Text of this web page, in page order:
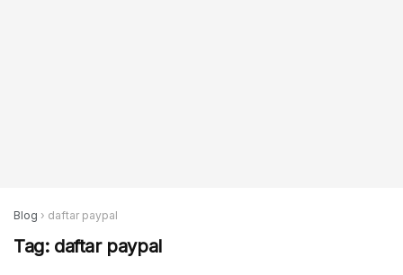
Blog › daftar paypal
Tag: daftar paypal